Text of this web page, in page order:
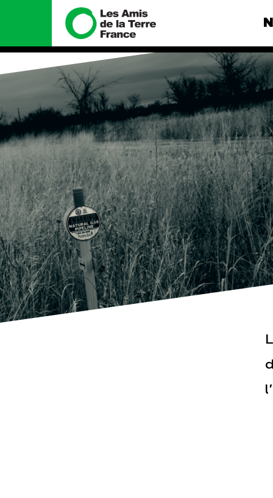
Nous connaître
Histoire
Manifeste
Missions et méthodes
Valeurs
Équipes et
fonctionnement
Le réseau dans le monde
Nos alliés
Je soutiens les Amis de la
Terre
Nos
Total, rendez-
tribunal
Gaz « naturel
enfumage
Mode : une
destructrice
Gaz au
violence
Nos autres
Espace